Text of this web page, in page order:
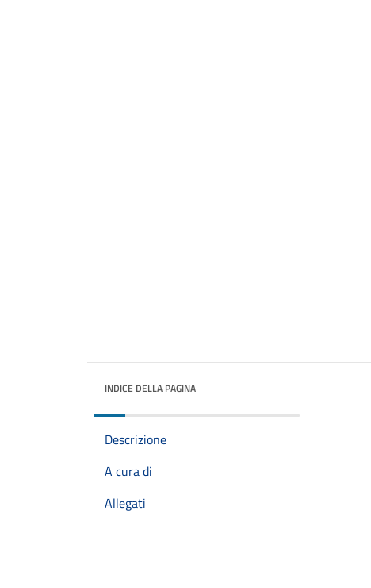
INDICE DELLA PAGINA
Descrizione
A cura di
Allegati